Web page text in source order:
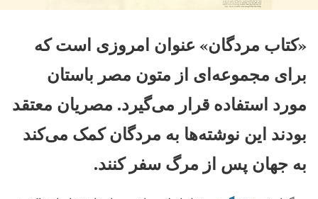
«کتاب مردگان» عنوان امروزی است که
برای مجموعه‌ای از متون مصر باستان
مورد استفاده قرار می‌گیرد. مصریان معتقد
بودند این نوشته‌ها به مردگان کمک می‌کند
به جهان پس از مرگ سفر کنند.